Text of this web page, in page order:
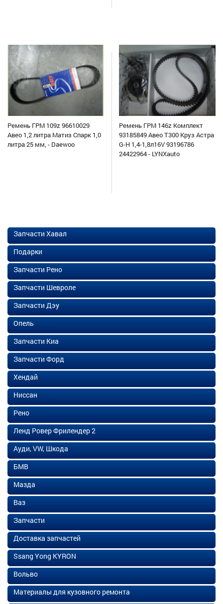
Ремень ГРМ 109z 96610029
Авео 1,2 литра Матиз Спарк 1,0
литра 25 мм, - Daewoo
Ремень ГРМ 146z Комплект
93185849 Авео Т300 Круз Астра
G-H 1,4-1,8л16V 93196786
24422964 - LYNXauto
Запчасти Хавал
Подарки
Запчасти Рено
Запчасти Шевроле
Запчасти Дэу
Опель
Запчасти Киа
Запчасти Форд
Хендай
Ниссан
Рено
Ленд Ровер Фрилендер 2
Ауди, VW, Шкода
БМВ
Мазда
Ваз
Запчасти
Доставка запчастей
Ssang Yong KYRON
Вольво
Материалы для кузовного ремонта